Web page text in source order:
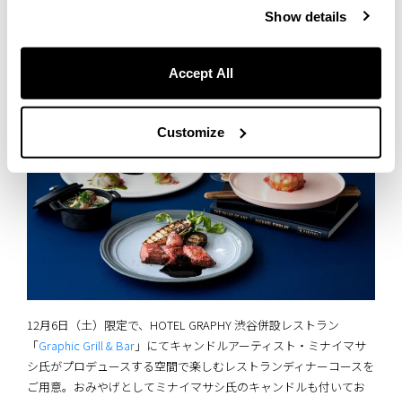
Show details
Accept All
Customize
※満席のため予約を締め切りました。
12月6日（土）限定で、HOTEL GRAPHY 渋谷併設レストラン
「Graphic Grill & Bar 」にてキャンドルアーティスト・ミナイマサ
シ氏がプロデュースする空間で楽しむレストランディナーコースを
ご用意。おみやげとしてミナイマサシ氏のキャンドルも付いてお